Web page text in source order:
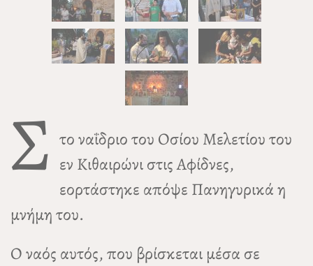
Σ το ναΐδριο του Οσίου Μελετίου του
εν Κιθαιρώνι στις Αφίδνες,
εορτάστηκε απόψε Πανηγυρικά η
μνήμη του.
Ο ναός αυτός, που βρίσκεται μέσα σε